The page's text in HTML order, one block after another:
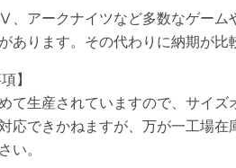
アークナイツなど多数なゲー
あります。その代わりに納期が
】
生産されていますので、サイズ
できかねますが、万が一工場
い。